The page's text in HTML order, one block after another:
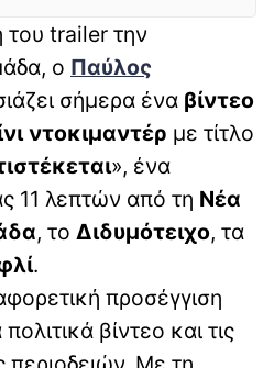
του trailer την
ο Παύλος
σήμερα ένα βίντεο
ντοκιμαντέρ με τίτλο
», ένα
11 λεπτών από τη Νέα
, το Διδυμότειχο, τα
.
προσέγγιση
βίντεο και τις